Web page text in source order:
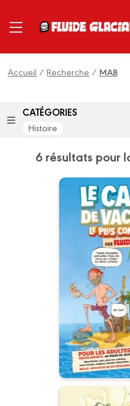
Accueil /Recherche / MAB
CATÉGORIES
Histoire
6 résultats pour
Le
con
20/05/2026
Le cahier de